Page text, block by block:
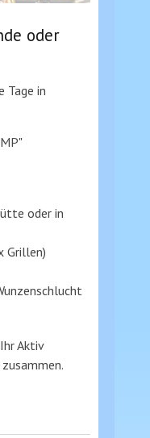
oder
in
oder in
Grillen)
Aktiv